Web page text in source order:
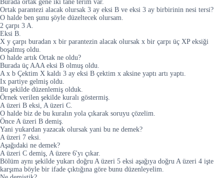
Burada ortak gene iki tane terim var.
Ortak parantezi alacak olursak 3 ay eksi B ve eksi 3 ay birbirinin nesi tersi?
O halde ben şunu şöyle düzeltecek olursam.
2 çarpı 3 A.
Eksi B.
X y çarpı buradan x bir parantezin alacak olursak x bir çarpı üç XP eksiği
boşalmış oldu.
O halde artık Ortak ne oldu?
Burada üç AAA eksi B olmuş oldu.
A x b Çektim X kaldı 3 ay eksi B çektim x aksine yaptı artı yaptı.
Ix partiye gelmiş oldu.
Bu şekilde düzenlemiş olduk.
Örnek verilen şekilde kuralı göstermiş.
A üzeri B eksi, A üzeri C.
O halde biz de bu kuralın yola çıkarak soruyu çözelim.
Önce A üzeri B demiş.
Yani yukardan yazacak olursak yani bu ne demek?
A üzeri 7 eksi.
Aşağıdaki ne demek?
A üzeri C demiş, A üzere 6'yı çıkar.
Bölüm aynı şekilde yukarı doğru A üzeri 5 eksi aşağıya doğru A üzeri 4 işte
karşıma böyle bir ifade çıktığına göre bunu düzenleyelim.